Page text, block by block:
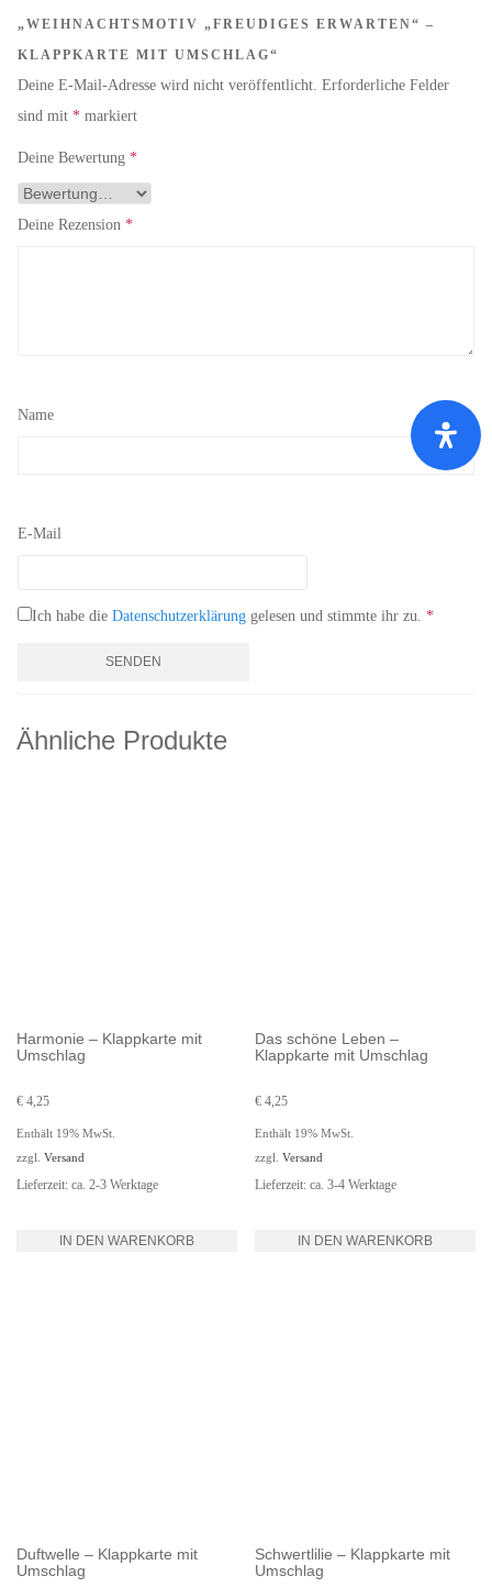
„WEIHNACHTSMOTIV „FREUDIGES ERWARTEN“ –
KLAPPKARTE MIT UMSCHLAG“
Deine E-Mail-Adresse wird nicht veröffentlicht. Erforderliche Felder
sind mit * markiert
Deine Bewertung *
Deine Rezension *
Name
E-Mail
Ich habe die Datenschutzerklärung gelesen und stimmte ihr zu. *
Ähnliche Produkte
Harmonie – Klappkarte mit
Umschlag
€ 4,25
Enthält 19% MwSt.
zzgl. Versand
Lieferzeit: ca. 2-3 Werktage
IN DEN WARENKORB
Das schöne Leben –
Klappkarte mit Umschlag
€ 4,25
Enthält 19% MwSt.
zzgl.Versand
Lieferzeit: ca. 3-4 Werktage
IN DEN WARENKORB
Duftwelle – Klappkarte mit
Umschlag
Schwertlilie – Klappkarte mit
Umschlag